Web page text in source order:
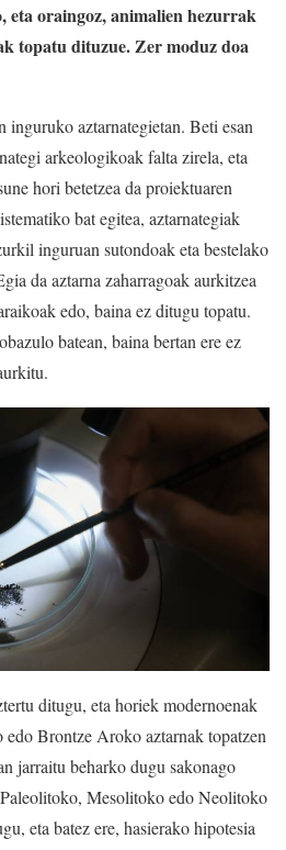
eta oraingoz, animalien hezurrak
topatu dituzue. Zer moduz doa
inguruko aztarnategietan. Beti esan
arkeologikoak falta zirela, eta
hori betetzea da proiektuaren
bat egitea, aztarnategiak
inguruan sutondoak eta bestelako
da aztarna zaharragoak aurkitzea
edo, baina ez ditugu topatu.
batean, baina bertan ere ez
ditugu, eta horiek modernoenak
Brontze Aroko aztarnak topatzen
jarraitu beharko dugu sakonago
Mesolitoko edo Neolitoko
eta batez ere, hasierako hipotesia